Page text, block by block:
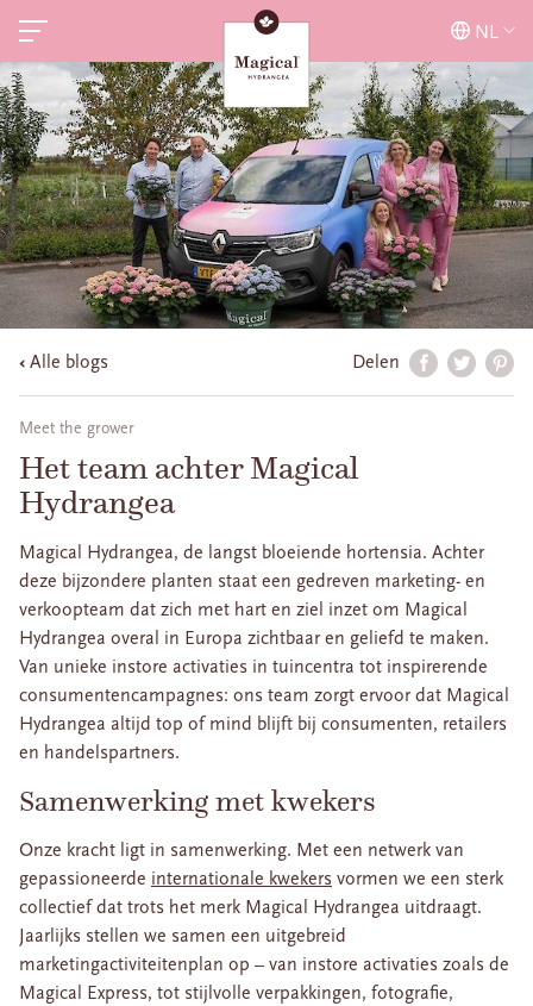
NL
Alle blogs Delen
Meet the grower
Het team achter Magical
Hydrangea
Magical Hydrangea, de langst bloeiende hortensia. Achter
deze bijzondere planten staat een gedreven marketing- en
verkoopteam dat zich met hart en ziel inzet om Magical
Hydrangea overal in Europa zichtbaar en geliefd te maken.
Van unieke instore activaties in tuincentra tot inspirerende
consumentencampagnes: ons team zorgt ervoor dat Magical
Hydrangea altijd top of mind blijft bij consumenten, retailers
en handelspartners.
Samenwerking met kwekers
Onze kracht ligt in samenwerking. Met een netwerk van
gepassioneerde internationale kwekers vormen we een sterk
collectief dat trots het merk Magical Hydrangea uitdraagt.
Jaarlijks stellen we samen een uitgebreid
marketingactiviteitenplan op – van instore activaties zoals de
Magical Express, tot stijlvolle verpakkingen, fotografie,